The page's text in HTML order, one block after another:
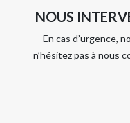
NOUS
En cas d’urgence,
n’hésitez pas à nous